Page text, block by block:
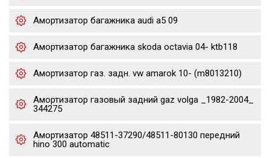
Амортизатор багажника audi a5 09
Амортизатор багажника skoda octavia 04- ktb118
Амортизатор газ. задн. vw amarok 10- (m8013210)
Амортизатор газовый задний gaz volga _1982-2004_
344275
Амортизатор 48511-37290/48511-80130 передний
hino 300 automatic